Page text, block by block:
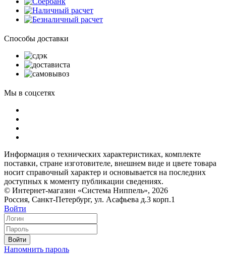
Способы доставки
Мы в соцсетях
Информация о технических характеристиках, комплекте
поставки, стране изготовителе, внешнем виде и цвете товара
носит справочный характер и основывается на последних
доступных к моменту публикации сведениях.
© Интернет-магазин «Система Ниппель», 2026
Россия, Санкт-Петербург, ул. Асафьева д.3 корп.1
Войти
Войти
Напомнить пароль